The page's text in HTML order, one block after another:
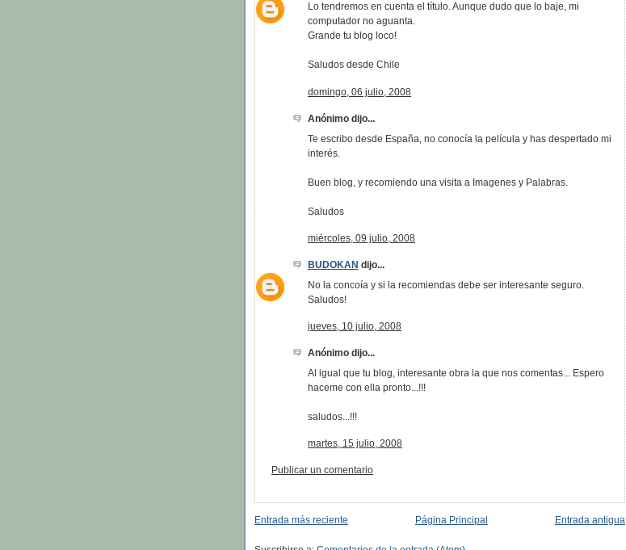
Lo tendremos en cuenta el título. Aunque dudo que lo baje, mi
computador no aguanta.
Grande tu blog loco!
Saludos desde Chile
domingo, 06 julio, 2008
Anónimo dijo...
Te escribo desde España, no conocía la película y has despertado mi
interés.
Buen blog, y recomiendo una visita a Imagenes y Palabras.
Saludos
miércoles, 09 julio, 2008
BUDOKAN dijo...
No la concoía y si la recomiendas debe ser interesante seguro.
Saludos!
jueves, 10 julio, 2008
Anónimo dijo...
Al igual que tu blog, interesante obra la que nos comentas... Espero
haceme con ella pronto...!!!
saludos...!!!
martes, 15 julio, 2008
Publicar un comentario
Entrada más reciente Entrada antigua
Página Principal